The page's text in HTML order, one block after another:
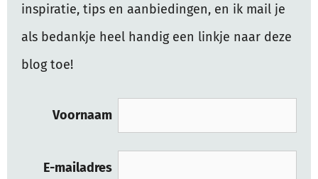
inspiratie, tips en aanbiedingen, en ik mail je
als bedankje heel handig een linkje naar deze
blog toe!
Voornaam
E-mailadres